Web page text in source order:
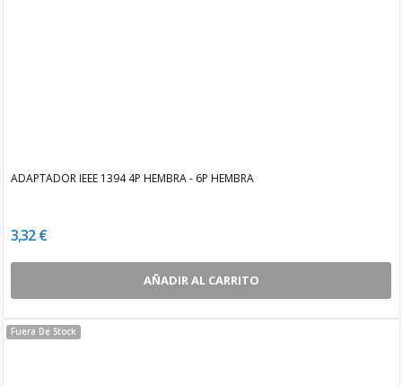
ADAPTADOR IEEE 1394 4P HEMBRA - 6P HEMBRA
3,32 €
AÑADIR AL CARRITO
Fuera De Stock